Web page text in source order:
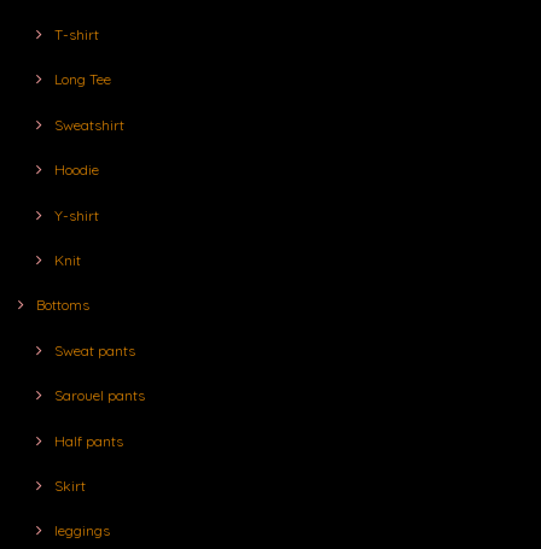
T-shirt
Long Tee
Sweatshirt
Hoodie
Y-shirt
Knit
Bottoms
Sweat pants
Sarouel pants
Half pants
Skirt
leggings